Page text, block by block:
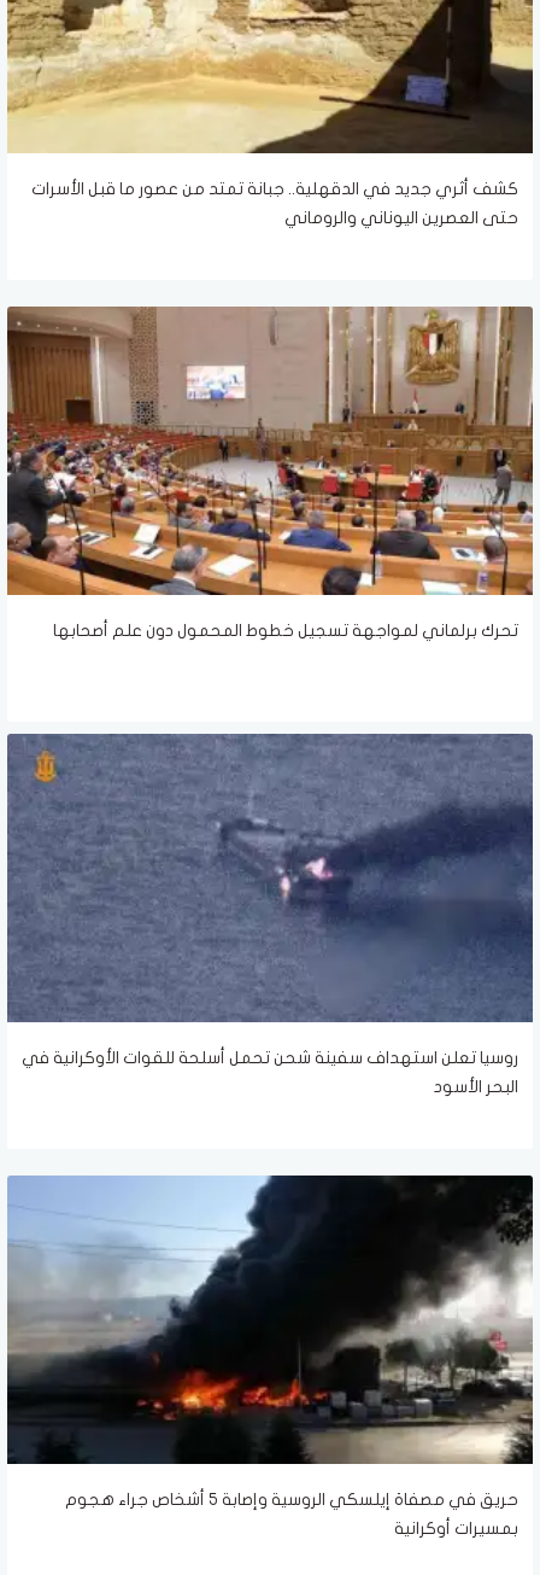
كشف أثري جديد في الدقهلية.. جبانة تمتد من عصور ما قبل الأسرات
حتى العصرين اليوناني والروماني
تحرك برلماني لمواجهة تسجيل خطوط المحمول دون علم أصحابها
روسيا تعلن استهداف سفينة شحن تحمل أسلحة للقوات الأوكرانية في
البحر الأسود
حريق في مصفاة إيلسكي الروسية وإصابة 5 أشخاص جراء هجوم
بمسيرات أوكرانية